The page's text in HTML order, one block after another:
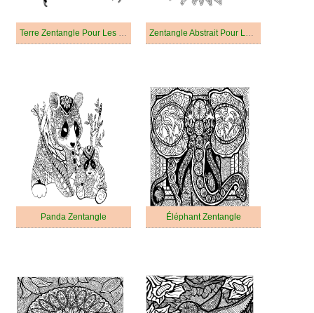
Terre Zentangle Pour Les Enfants Zentangle Abstrait Pour Les Enfants
Panda Zentangle Éléphant Zentangle